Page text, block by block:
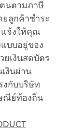
นตามภาษี
ลูกค้าชำระ
จ้งให้คุณ
บบอยู่ของ
ยเงินสดบัตร
งินผ่าน
งกับบริษัท
ณีย์ท้องถิ่น